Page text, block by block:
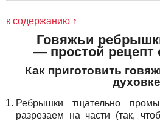
к содержанию ↑
Говяжьи
— простой рецепт
Как приготовить
духовке
Ребрышки тщательно
разрезаем на части (так,